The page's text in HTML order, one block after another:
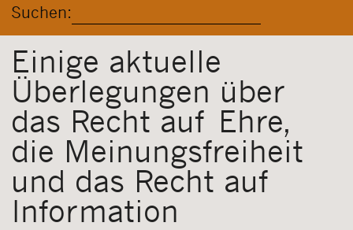
DEUTSCH
Suchen:
Einige aktuelle
Überlegungen über
das Recht auf Ehre,
die Meinungsfreiheit
und das Recht auf
Information